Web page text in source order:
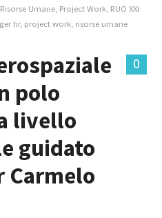
Umane, Project Work, RUO XXI
hr, project work, risorse umane
0
polo
livello
guidato
Carmelo